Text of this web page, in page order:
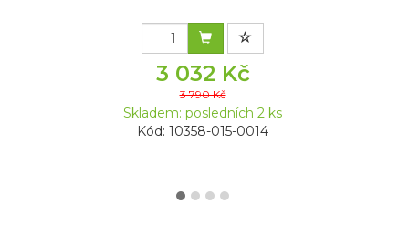
3 032 Kč
3 790 Kč
Skladem: posledních 2 ks
Kód: 10358-015-0014